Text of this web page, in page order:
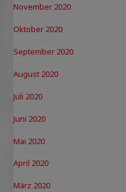
November 2020
Oktober 2020
September 2020
August 2020
Juli 2020
Juni 2020
Mai 2020
April 2020
März 2020